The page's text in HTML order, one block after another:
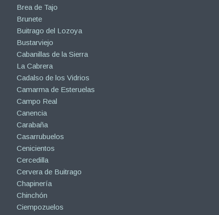
Brea de Tajo
Brunete
Buitrago del Lozoya
Bustarviejo
Cabanillas de la Sierra
La Cabrera
Cadalso de los Vidrios
Camarma de Esteruelas
Campo Real
Canencia
Carabaña
Casarrubuelos
Cenicientos
Cercedilla
Cervera de Buitrago
Chapinería
Chinchón
Ciempozuelos